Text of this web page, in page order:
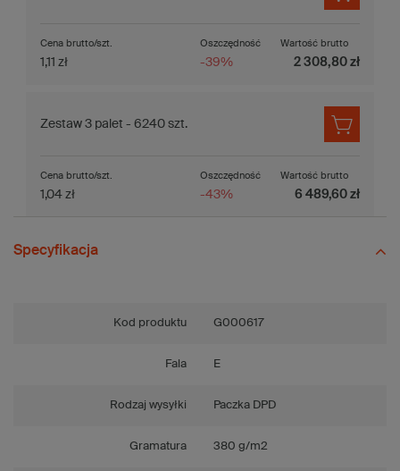
Oszczędność
-39%
Cena brutto/szt.
1,11 zł
Wartość brutto
2 308,80 zł
Zestaw 3 palet - 6240 szt.
Oszczędność
-43%
Cena brutto/szt.
1,04 zł
Wartość brutto
6 489,60 zł
Specyfikacja
Kod produktu G000617
Fala E
Rodzaj wysyłki Paczka DPD
Gramatura 380 g/m2